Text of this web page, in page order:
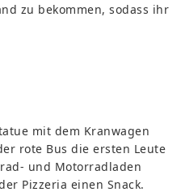
zu bekommen, sodass ihr
mit dem Kranwagen
rote Bus die ersten Leute
und Motorradladen
Pizzeria einen Snack.